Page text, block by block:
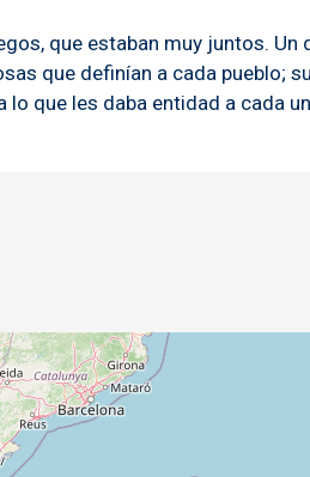
que estaban muy juntos.
que definían a cada pueblo;
que les daba entidad a cada